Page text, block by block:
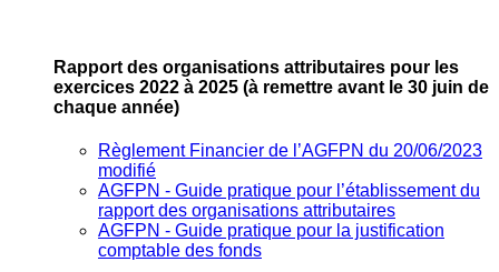
Rapport des organisations attributaires pour les
exercices 2022 à 2025 (à remettre avant le 30 juin de
chaque année)
Règlement Financier de l’AGFPN du 20/06/2023
modifié
AGFPN ‐ Guide pratique pour l’établissement du
rapport des organisations attributaires
AGFPN ‐ Guide pratique pour la justification
comptable des fonds